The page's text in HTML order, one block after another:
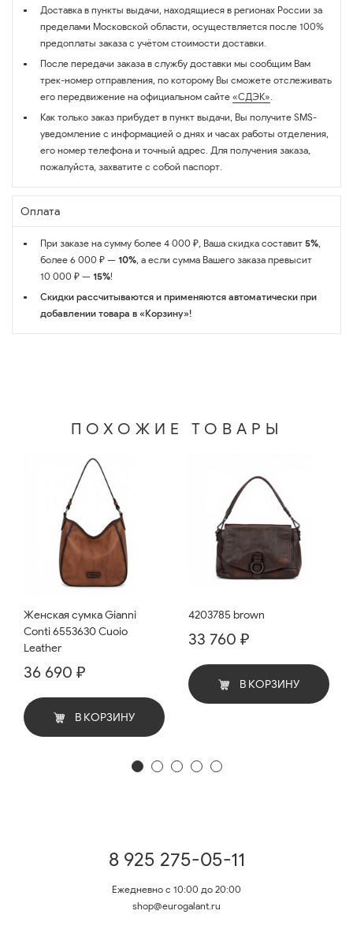
Доставка в пункты выдачи, находящиеся в регионах России за
пределами Московской области, осуществляется после 100%
предоплаты заказа с учётом стоимости доставки.
После передачи заказа в службу доставки мы сообщим Вам
трек-номер отправления, по которому Вы сможете отслеживать
его передвижение на официальном сайте «СДЭК».
Как только заказ прибудет в пункт выдачи, Вы получите SMS-
уведомление с информацией о днях и часах работы отделения,
его номер телефона и точный адрес. Для получения заказа,
пожалуйста, захватите с собой паспорт.
Оплата
При заказе на сумму более 4 000 ₽, Ваша скидка составит 5%,
более 6 000 ₽ — 10%, а если сумма Вашего заказа превысит
10 000 ₽ — 15%!
Скидки рассчитываются и применяются автоматически при
добавлении товара в «Корзину»!
ПОХОЖИЕ ТОВАРЫ
Женская сумка Gianni
Conti 6553630 Cuoio
Leather
36 690 ₽
В КОРЗИНУ
4203785 brown
33 760 ₽
В КОРЗИНУ
8 925 275-05-11
Ежедневно с 10:00 до 20:00
shop@eurogalant.ru